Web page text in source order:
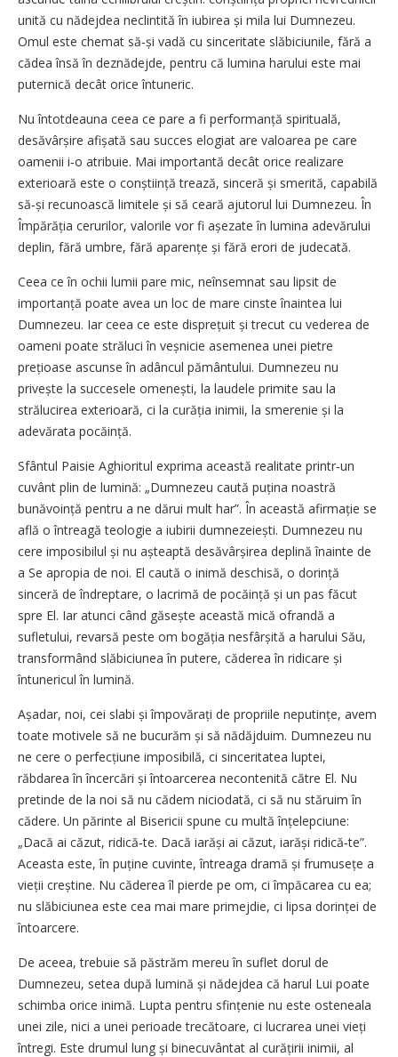
unită cu nădejdea neclintită în iubirea și mila lui Dumnezeu.
Omul este chemat să‑și vadă cu sinceritate slăbiciunile, fără a
cădea însă în deznădejde, pentru că lumina harului este mai
puternică decât orice întuneric.
Nu întotdeauna ceea ce pare a fi performanță spirituală,
desăvârșire afișată sau succes elogiat are valoarea pe care
oamenii i‑o atribuie. Mai importantă decât orice realizare
exterioară este o conștiință trează, sinceră și smerită, capabilă
să‑și recunoască limitele și să ceară ajutorul lui Dumnezeu. În
Împărăția cerurilor, valorile vor fi așezate în lumina adevărului
deplin, fără umbre, fără aparențe și fără erori de judecată.
Ceea ce în ochii lumii pare mic, neînsemnat sau lipsit de
importanță poate avea un loc de mare cinste înaintea lui
Dumnezeu. Iar ceea ce este disprețuit și trecut cu vederea de
oameni poate străluci în veșnicie asemenea unei pietre
prețioase ascunse în adâncul pământului. Dumnezeu nu
privește la succesele omenești, la laudele primite sau la
strălucirea exterioară, ci la curăția inimii, la smerenie și la
adevărata pocăință.
Sfântul Paisie Aghioritul exprima această realitate printr‑un
cuvânt plin de lumină: „Dumnezeu caută puțina noastră
bunăvoință pentru a ne dărui mult har”. În această afirmație se
află o întreagă teologie a iubirii dumnezeiești. Dumnezeu nu
cere imposibilul și nu așteaptă desăvârșirea deplină înainte de
a Se apropia de noi. El caută o inimă deschisă, o dorință
sinceră de îndreptare, o lacrimă de pocăință și un pas făcut
spre El. Iar atunci când găsește această mică ofrandă a
sufletului, revarsă peste om bogăția nesfârșită a harului Său,
transformând slăbiciunea în putere, căderea în ridicare și
întunericul în lumină.
Așadar, noi, cei slabi și împovărați de propriile neputințe, avem
toate motivele să ne bucurăm și să nădăjduim. Dumnezeu nu
ne cere o perfecțiune imposibilă, ci sinceritatea luptei,
răbdarea în încercări și întoarcerea necontenită către El. Nu
pretinde de la noi să nu cădem niciodată, ci să nu stăruim în
cădere. Un părinte al Bisericii spune cu multă înțelepciune:
„Dacă ai căzut, ridică‑te. Dacă iarăși ai căzut, iarăși ridică‑te”.
Aceasta este, în puține cuvinte, întreaga dramă și frumusețe a
vieții creștine. Nu căderea îl pierde pe om, ci împăcarea cu ea;
nu slăbiciunea este cea mai mare primejdie, ci lipsa dorinței de
întoarcere.
De aceea, trebuie să păstrăm mereu în suflet dorul de
Dumnezeu, setea după lumină și nădejdea că harul Lui poate
schimba orice inimă. Lupta pentru sfințenie nu este osteneala
unei zile, nici a unei perioade trecătoare, ci lucrarea unei vieți
întregi. Este drumul lung și binecuvântat al curățirii inimii, al